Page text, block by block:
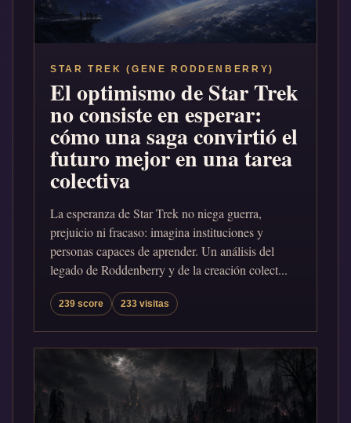
STAR TREK (GENE RODDENBERRY)
El optimismo de Star Trek
no consiste en esperar:
cómo una saga convirtió el
futuro mejor en una tarea
colectiva
La esperanza de Star Trek no niega guerra,
prejuicio ni fracaso: imagina instituciones y
personas capaces de aprender. Un análisis del
legado de Roddenberry y de la creación colect...
239 score 233 visitas